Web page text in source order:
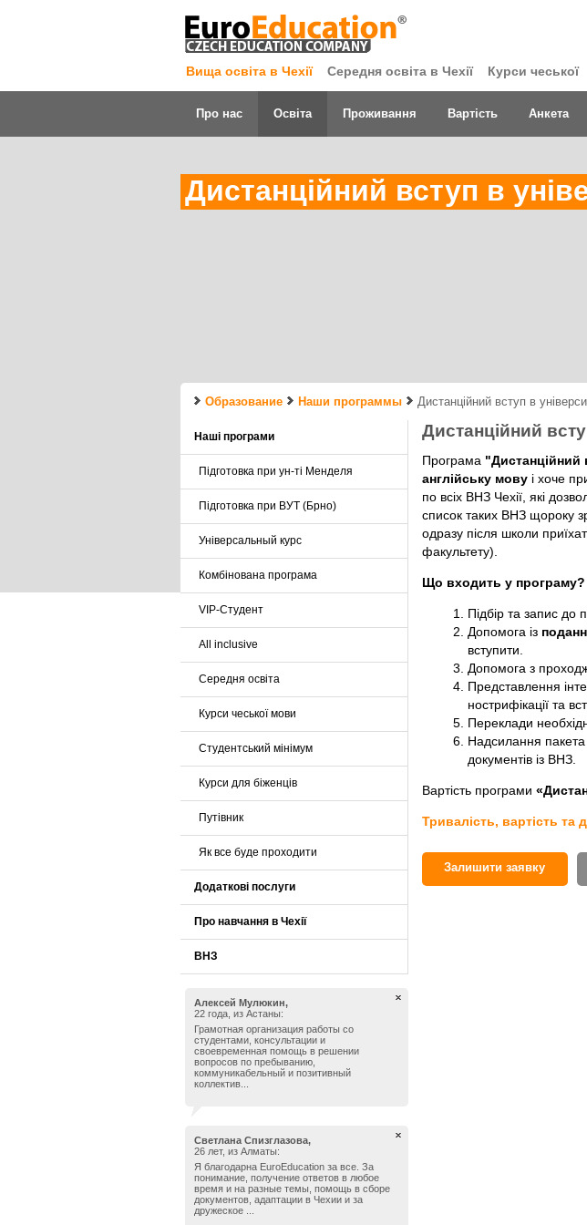
Вища освіта в Чехії Середня освіта в Чехії Курси чеської
Про нас Освіта Проживання Вартість Анкета
Дистанційний вступ в
Образование Наши программы Дистанційний вступ в
Наші програми
Підготовка при ун-ті Менделя
Підготовка при ВУТ (Брно)
Універсальный курс
Комбінована програма
VIP-Студент
All inclusive
Середня освіта
Курси чеської мови
Студентський мінімум
Курси для біженців
Путівник
Як все буде проходити
Додаткові послуги
Про навчання в Чехії
ВНЗ
Алексей Мулюкин,
22 года, из Астаны:
Грамотная организация работы со
студентами, консультации и
своевременная помощь в решении
вопросов по пребыванию,
коммуникабельный и позитивный
коллектив...
Светлана Спизглазова,
26 лет, из Алматы:
Я благодарна EuroEducation за все. За
понимание, получение ответов в любое
время и на разные темы, помощь в сборе
документов, адаптации в Чехии и за
дружеское ...
Дистанційний
Програма "Дистанційний
англійську мовуі хоче
по всіх ВНЗ Чехії, які
список таких ВНЗ щороку
одразу після школи
факультету).
Що входить у програму?
Підбір та запис до
Допомога із
вступити.
Допомога з
Представлення
нострифікації та
Переклади
Надсилання пакета
документів із ВНЗ.
Вартість програми
Тривалість, вартість та
Залишити заявку